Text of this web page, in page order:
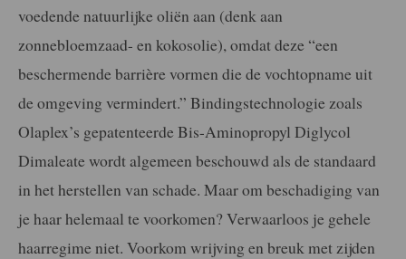
voedende natuurlijke oliën aan (denk aan
zonnebloemzaad- en kokosolie), omdat deze “een
beschermende barrière vormen die de vochtopname uit
de omgeving vermindert.” Bindingstechnologie zoals
Olaplex’s gepatenteerde Bis-Aminopropyl Diglycol
Dimaleate wordt algemeen beschouwd als de standaard
in het herstellen van schade. Maar om beschadiging van
je haar helemaal te voorkomen? Verwaarloos je gehele
haarregime niet. Voorkom wrijving en breuk met zijden